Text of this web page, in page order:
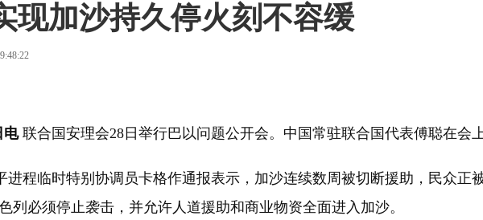
现加沙持久停火刻不容缓
电联合国安理会28日举行巴以问题公开会。中国常驻联合国代表傅聪在会
临时特别协调员卡格作通报表示，加沙连续数周被切断援助，民众正
列必须停止袭击，并允许人道援助和商业物资全面进入加沙。